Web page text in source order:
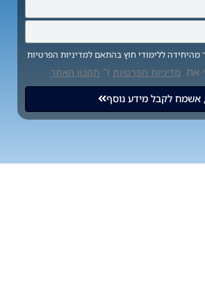
חוץ בהתאם למדיניות הפרטיות
הפרטיותו־ תקנון האתר
נוסף